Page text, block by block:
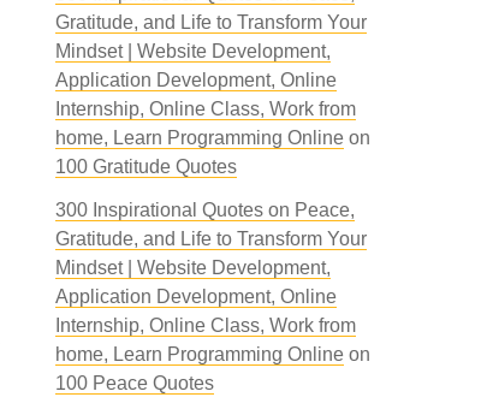
Gratitude, and Life to Transform Your
Mindset | Website Development,
Application Development, Online
Internship, Online Class, Work from
home, Learn Programming Onlineon
100 Gratitude Quotes
300 Inspirational Quotes on Peace,
Gratitude, and Life to Transform Your
Mindset | Website Development,
Application Development, Online
Internship, Online Class, Work from
home, Learn Programming Onlineon
100 Peace Quotes